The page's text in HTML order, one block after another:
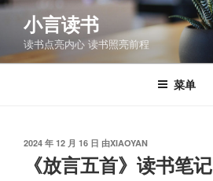
跳
容
小言读书
读书点亮内心 读书照亮前程
菜单
发
2024 年 12 月 16 日 由XIAOYAN
《放言五首》读书笔记